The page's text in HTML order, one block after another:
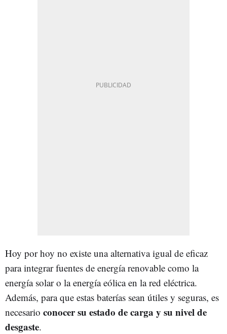
Hoy por hoy no existe una alternativa igual de eficaz
para integrar fuentes de energía renovable como la
energía solar o la energía eólica en la red eléctrica.
Además, para que estas baterías sean útiles y seguras, es
necesario conocer su estado de carga y su nivel de
desgaste.